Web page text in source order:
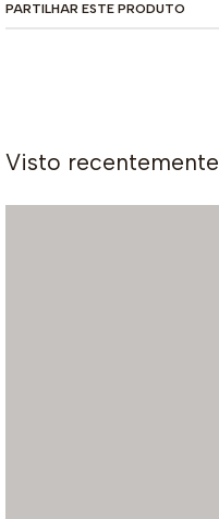
PARTILHAR ESTE PRODUTO
Visto recentemente